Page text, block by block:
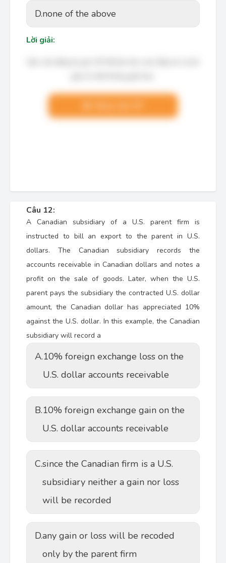
D.none of the above
Lời giải:
Câu 12:
A Canadian subsidiary of a U.S. parent firm is
instructed to bill an export to the parent in U.S.
dollars. The Canadian subsidiary records the
accounts receivable in Canadian dollars and notes a
profit on the sale of goods. Later, when the U.S.
parent pays the subsidiary the contracted U.S. dollar
amount, the Canadian dollar has appreciated 10%
against the U.S. dollar. In this example, the Canadian
subsidiary will record a
A.10% foreign exchange loss on the
U.S. dollar accounts receivable
B.10% foreign exchange gain on the
U.S. dollar accounts receivable
C.since the Canadian firm is a U.S.
subsidiary neither a gain nor loss
will be recorded
D.any gain or loss will be recoded
only by the parent firm